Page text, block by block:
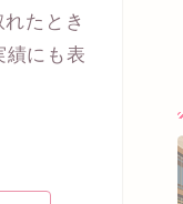
たとき
績にも表